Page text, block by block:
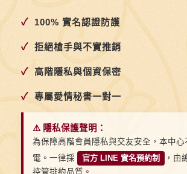
✓ 100% 實名認證防護
✓ 拒絕槍手與不實推銷
✓ 高階隱私與個資保密
✓ 專屬愛情秘書一對一
⚠️ 隱私保護聲明：
為保障高階會員隱私與交友安全，本中心
電。一律採
官方 LINE 實名預約制
，由
控管排約品質。